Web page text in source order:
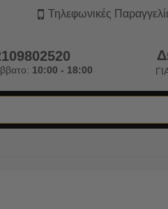
Τηλεφωνικές
10:00 - 18:00